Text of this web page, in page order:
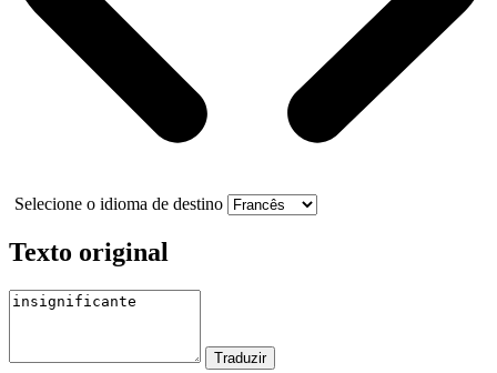
Selecione o idioma de destino
Texto original